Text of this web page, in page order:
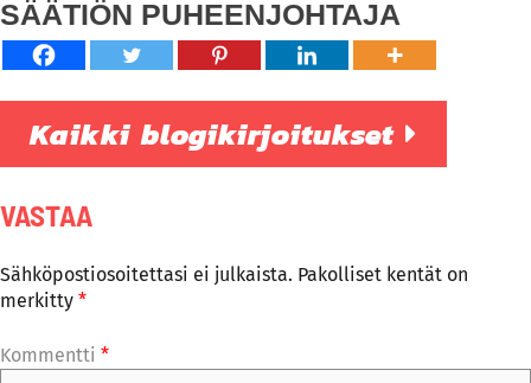
SÄÄTIÖN PUHEENJOHTAJA
Kaikki blogikirjoitukset
VASTAA
Sähköpostiosoitettasi ei julkaista. Pakolliset kentät on
merkitty *
Kommentti *